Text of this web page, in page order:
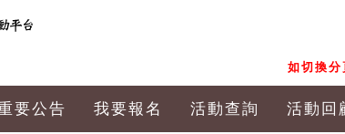
如切換
要公告 我要報名 活動查詢 活動回